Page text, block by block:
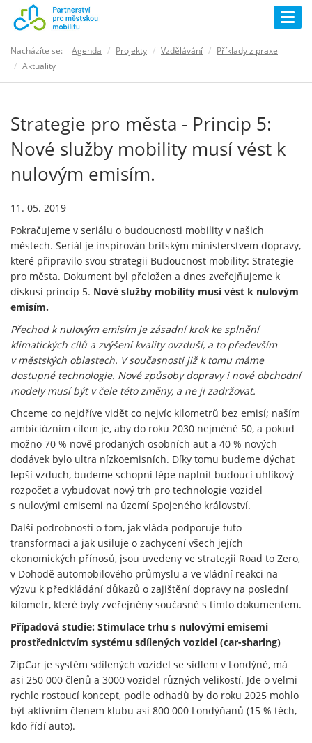
Nacházíte se: Agenda Projekty Vzdělávání
Příklady z praxe
Aktuality
Strategie pro města - Princip 5:
Nové služby mobility musí vést k
nulovým emisím.
11. 05. 2019
Pokračujeme v seriálu o budoucnosti mobility v našich
městech. Seriál je inspirován britským ministerstvem dopravy,
které připravilo svou strategii Budoucnost mobility: Strategie
pro města. Dokument byl přeložen a dnes zveřejňujeme k
diskusi princip 5. Nové služby mobility musí vést k nulovým
emisím.
Přechod k nulovým emisím je zásadní krok ke splnění
klimatických cílů a zvýšení kvality ovzduší, a to především
v městských oblastech. V současnosti již k tomu máme
dostupné technologie. Nové způsoby dopravy i nové obchodní
modely musí být v čele této změny, a ne ji zadržovat.
Chceme co nejdříve vidět co nejvíc kilometrů bez emisí; naším
ambiciózním cílem je, aby do roku 2030 nejméně 50, a pokud
možno 70 % nově prodaných osobních aut a 40 % nových
dodávek bylo ultra nízkoemisních. Díky tomu budeme dýchat
lepší vzduch, budeme schopni lépe naplnit budoucí uhlíkový
rozpočet a vybudovat nový trh pro technologie vozidel
s nulovými emisemi na území Spojeného království.
Další podrobnosti o tom, jak vláda podporuje tuto
transformaci a jak usiluje o zachycení všech jejích
ekonomických přínosů, jsou uvedeny ve strategii Road to Zero,
v Dohodě automobilového průmyslu a ve vládní reakci na
výzvu k předkládání důkazů o zajištění dopravy na poslední
kilometr, které byly zveřejněny současně s tímto dokumentem.
Případová studie: Stimulace trhu s nulovými emisemi
prostřednictvím systému sdílených vozidel (car-sharing)
ZipCar je systém sdílených vozidel se sídlem v Londýně, má
asi 250 000 členů a 3000 vozidel různých velikostí. Jde o velmi
rychle rostoucí koncept, podle odhadů by do roku 2025 mohlo
být aktivním členem klubu asi 800 000 Londýňanů (15 % těch,
kdo řídí auto).